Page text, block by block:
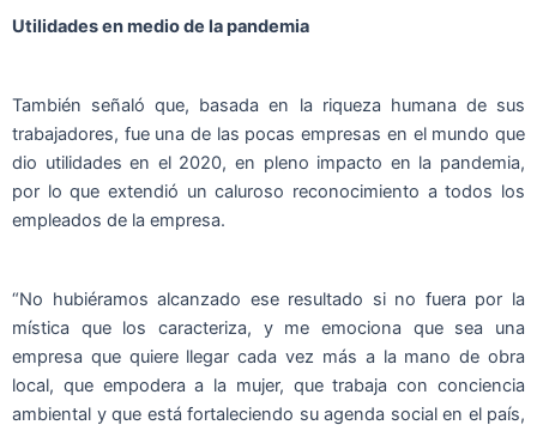
Utilidades en medio de la pandemia
También señaló que, basada en la riqueza humana de sus
trabajadores, fue una de las pocas empresas en el mundo que
dio utilidades en el 2020, en pleno impacto en la pandemia,
por lo que extendió un caluroso reconocimiento a todos los
empleados de la empresa.
“No hubiéramos alcanzado ese resultado si no fuera por la
mística que los caracteriza, y me emociona que sea una
empresa que quiere llegar cada vez más a la mano de obra
local, que empodera a la mujer, que trabaja con conciencia
ambiental y que está fortaleciendo su agenda social en el país,